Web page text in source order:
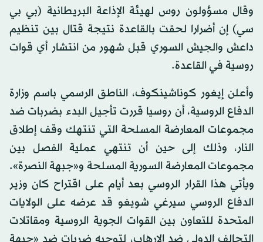
وقال مسؤولون روس لهيئة الإذاعة البريطانية (بي بي
سي) إن أضرارا لحقت بالقاعدة نتيجة قتال بين تنظيم
داعش والجيش السوري قبل شهور من انتشار أي قوات
روسية في القاعدة.
وأعلن إيغور كوناشينكوف، الناطق الرسمي باسم وزارة
الدفاع الروسية، أن روسيا قررت تأجيل البدء بضربات ضد
مجموعات المعارضة المسلحة التي تنتهك وقف إطلاق
النار، وذلك إلى حين أن تنتهي عملية الفصل بين
مجموعات المعارضة السورية المسلحة و«جبهة النصرة».
ويأتي هذا القرار الروسي بعد أيام على اقتراح كان وزير
الدفاع الروسي سيرغي شويغو قد عرضه على الولايات
المتحدة للتعاون بين القوات الجوية الروسية ومقاتلات